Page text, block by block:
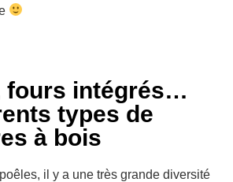
fours intégrés…
types de
à bois
il y a une très grande diversité